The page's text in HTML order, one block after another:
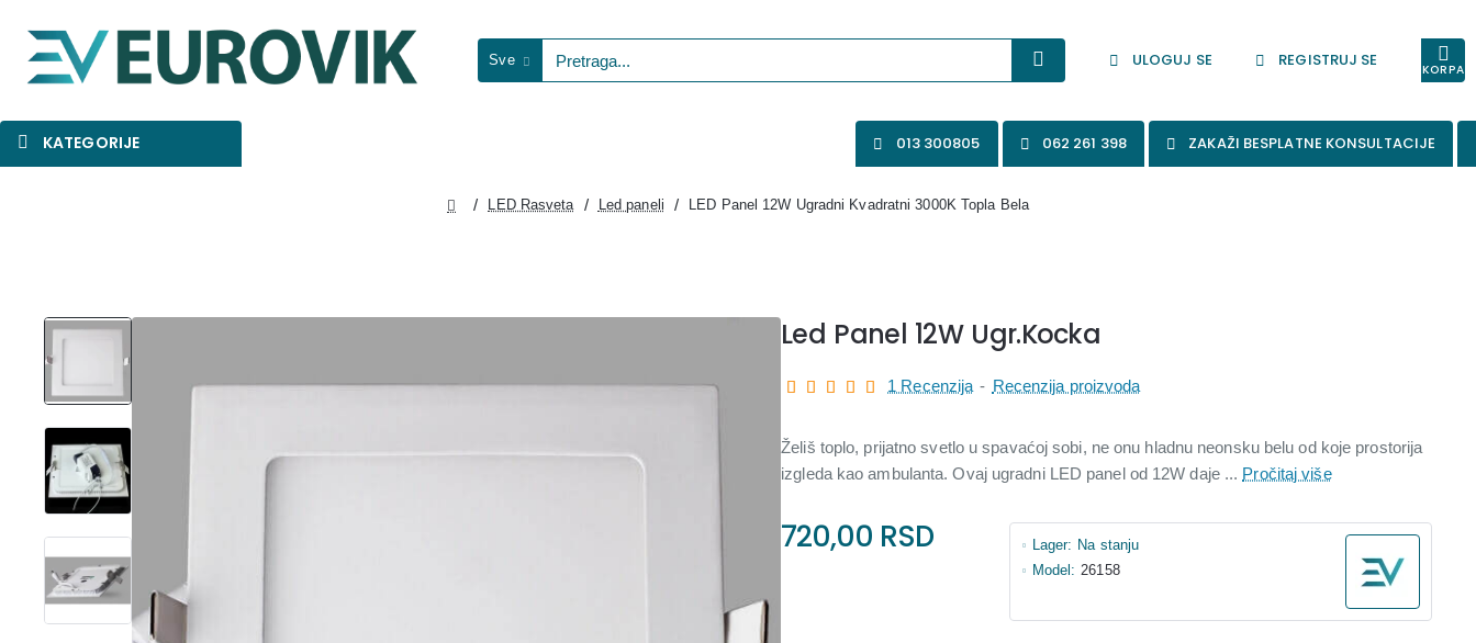
Sve
Pretraga... ULOGUJ SE REGISTRUJ SE KORPA
KATEGORIJE SVE ZA VIDEO NADZOR
013 300805 062 261 398 ZAKAŽI BESPLATNE KONSULTACIJE
LED Rasveta Led paneli LED Panel 12W Ugradni Kvadratni 3000K Topla Bela
Led Panel 12W Ugr.Kocka
Želiš toplo, prijatno svetlo u spavaćoj sobi, ne onu hladnu neonsku belu od koje prostorija
izgleda kao ambulanta. Ovaj ugradni LED panel od 12W daje ... Pročitaj više
1 Recenzija - Recenzija proizvoda
720,00 RSD Lager: Na stanju
Model: 26158